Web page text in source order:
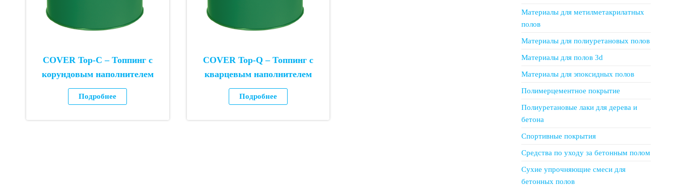
COVER Top-C – Топпинг с
корундовым наполнителем
Подробнее
COVER Top-Q – Топпинг с
кварцевым наполнителем
Подробнее
Материалы для метилметакрилатных
полов
Материалы для полиуретановых полов
Материалы для полов 3d
Материалы для эпоксидных полов
Полимерцементное покрытие
Полиуретановые лаки для дерева и
бетона
Спортивные покрытия
Средства по уходу за бетонным полом
Сухие упрочняющие смеси для
бетонных полов